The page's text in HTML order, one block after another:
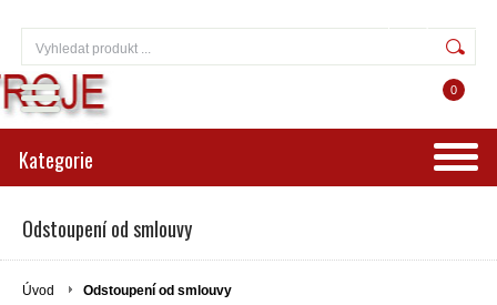
0
Kategorie
Odstoupení od smlouvy
Úvod Odstoupení od smlouvy